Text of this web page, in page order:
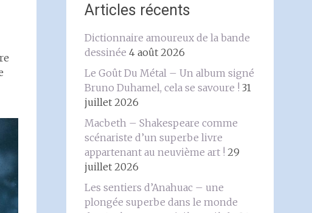
Articles récents
Dictionnaire amoureux de la bande
dessinée 4 août 2026
Le Goût Du Métal – Un album signé
Bruno Duhamel, cela se savoure ! 31
juillet 2026
Macbeth – Shakespeare comme
scénariste d’un superbe livre
appartenant au neuvième art ! 29
juillet 2026
Les sentiers d’Anahuac – une
plongée superbe dans le monde